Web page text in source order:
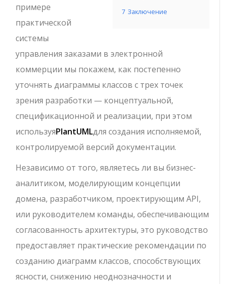
7 Заключение
примере
практической
системы
управления заказами в электронной
коммерции мы покажем, как постепенно
уточнять диаграммы классов с трех точек
зрения разработки — концептуальной,
спецификационной и реализации, при этом
используяPlantUMLдля создания исполняемой,
контролируемой версий документации.
Независимо от того, являетесь ли вы бизнес-
аналитиком, моделирующим концепции
домена, разработчиком, проектирующим API,
или руководителем команды, обеспечивающим
согласованность архитектуры, это руководство
предоставляет практические рекомендации по
созданию диаграмм классов, способствующих
ясности, снижению неоднозначности и